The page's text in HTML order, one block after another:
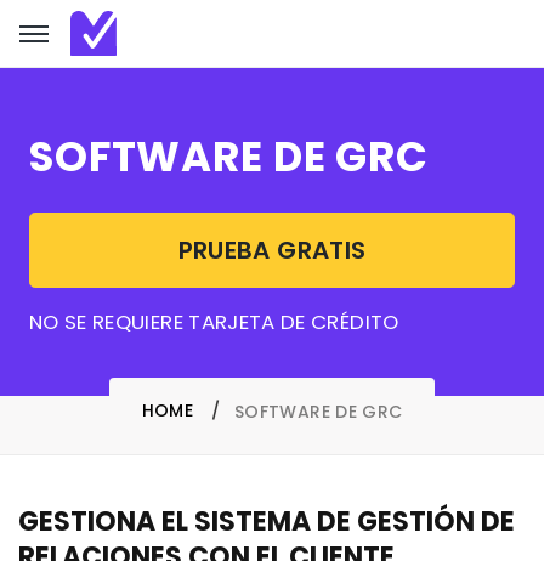
SOFTWARE DE GRC
PRUEBA GRATIS
NO SE REQUIERE TARJETA DE CRÉDITO
HOME SOFTWARE DE GRC
GESTIONA EL SISTEMA DE GESTIÓN DE